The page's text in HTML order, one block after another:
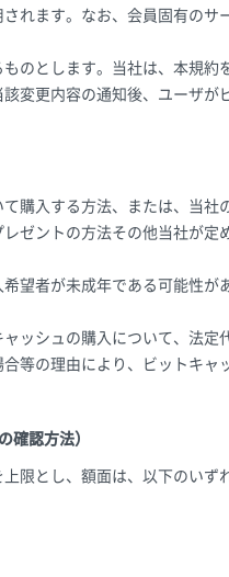
れます。なお、会員固有の
のとします。当社は、本規
変更内容の通知後、ユーザ
購入する方法、または、当
ゼントの方法その他当社が
望者が未成年である可能性
ッシュの購入について、法
等の理由により、ビットキ
確認方法）
限とし、額面は、以下のいず